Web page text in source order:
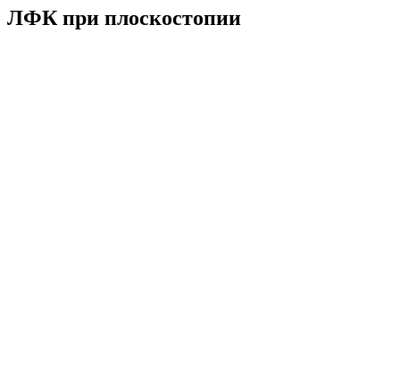
ЛФК при плоскостопии